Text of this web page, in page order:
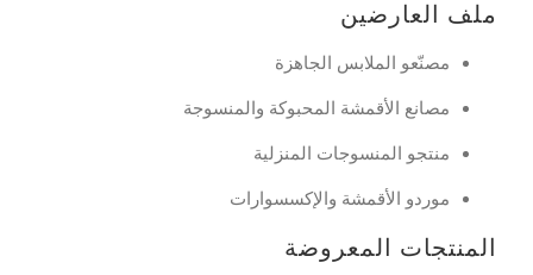
ملف العارضين
مصنّعو الملابس الجاهزة
مصانع الأقمشة المحبوكة والمنسوجة
منتجو المنسوجات المنزلية
موردو الأقمشة والإكسسوارات
المنتجات المعروضة